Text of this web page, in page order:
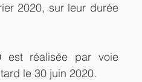
2020, sur leur durée
est réalisée par voie
le 30 juin 2020.